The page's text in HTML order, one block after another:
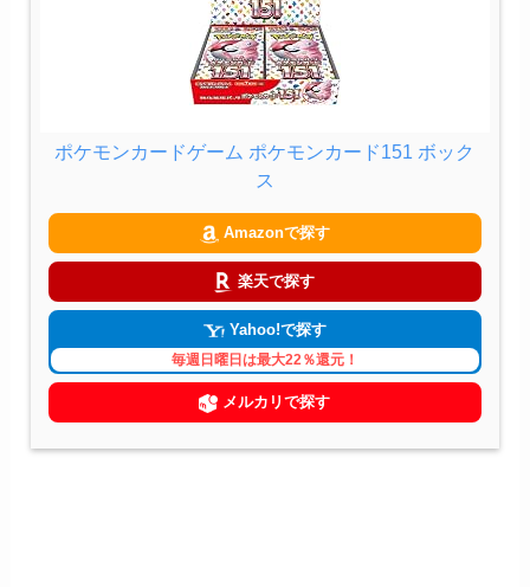
ポケモンカードゲーム ポケモンカード151 ボック
ス
Amazonで探す
楽天で探す
Yahoo!で探す
毎週日曜日は最大22％還元！
メルカリで探す